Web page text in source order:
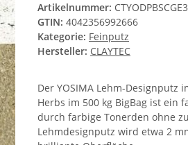
Artikelnummer:
GTIN: 4042356992666
Kategorie: Feinputz
Hersteller: CLAYTEC
Der YOSIMA Lehm-Designputz
Herbs im 500 kg BigBag ist ein
durch farbige Tonerden ohne
Lehmdesignputz wird etwa 2